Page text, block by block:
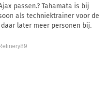
passen.? Tahamata is bij
als techniektrainer voor de
later meer personen bij.